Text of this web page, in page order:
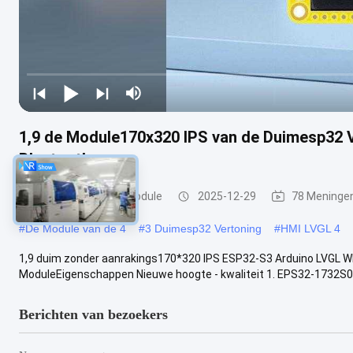
1,9 de Module170x320 IPS van de
Bluetooth
ESP32 vertoningsmodule 2025-12-29 78
#De Module van de 4 #3 Duimesp32 Vertoning #HMI LVGL 4
1,9 duim zonder aanrakings170*320 IPS ESP32-S3 Arduino LVGL
ModuleEigenschappen Nieuwe hoogte - kwaliteit 1. EPS32-
Berichten van bezoekers